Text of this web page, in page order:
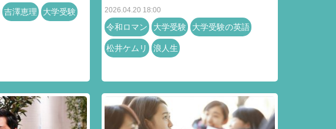
吉澤恵理 大学受験 2026.04.20 18:00
令和ロマン 大学受験 大学受験の英語
松井ケムリ 浪人生